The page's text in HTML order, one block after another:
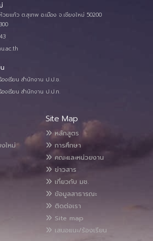
ยแก้ว ต.สุเทพ อ.เมือง จ.เชียงใหม่ 50200
องเรียน สำนักงาน ป.ป.ช.
องเรียน สำนักงาน ป.ป.ท.
ใหม่
Site Map
หลักสูตร
การศึกษา
คณะและหน่วยงาน
ข่าวสาร
เกี่ยวกับ มช.
ข้อมูลสาธารณะ
ติดต่อเรา
Site map
เสนอแนะ/ร้องเรียน